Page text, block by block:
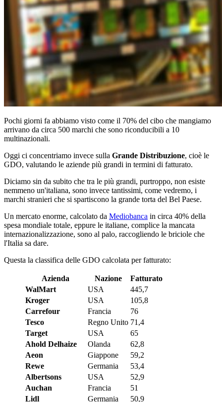
Pochi giorni fa abbiamo visto come il 70% del cibo che mangiamo
arrivano da circa 500 marchi che sono riconducibili a 10
multinazionali.
Oggi ci concentriamo invece sulla Grande Distribuzione, cioè le
GDO, valutando le aziende più grandi in termini di fatturato.
Diciamo sin da subito che tra le più grandi, purtroppo, non esiste
nemmeno un'italiana, sono invece tantissimi, come vedremo, i
marchi stranieri che si spartiscono la grande torta del Bel Paese.
Un mercato enorme, calcolato da Mediobanca in circa 40% della
spesa mondiale totale, eppure le italiane, complice la mancata
internazionalizzazione, sono al palo, raccogliendo le briciole che
l'Italia sa dare.
Questa la classifica delle GDO calcolata per fatturato:
Azienda Nazione
Fatturato
WalMart
USA
445,7
Kroger
USA
105,8
Carrefour
Francia
76
Tesco
Regno Unito 71,4
Target
USA
65
Ahold Delhaize
Olanda
62,8
Aeon
Giappone
59,2
Rewe
Germania
53,4
Albertsons
USA
52,9
Auchan
Francia
51
Lidl
Germania
50,9